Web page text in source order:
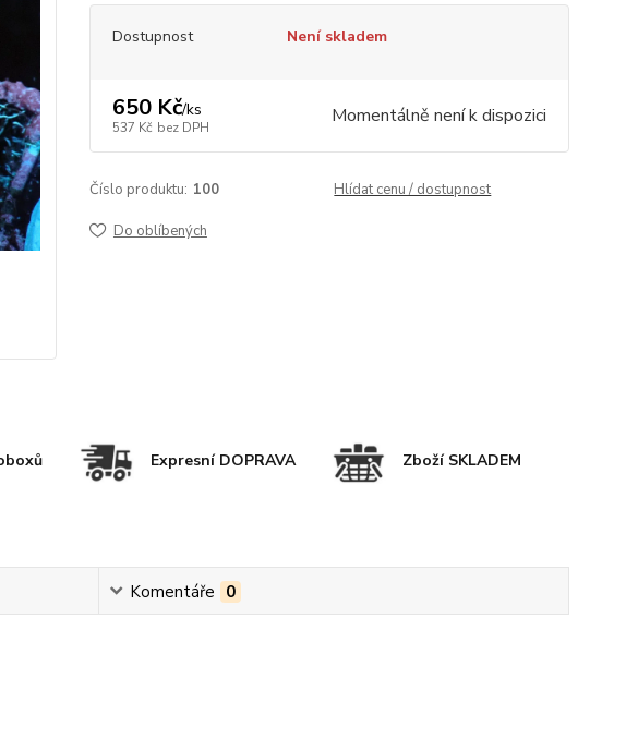
Dostupnost Není skladem
650 Kč/ks
537 Kč bez DPH Momentálně není k dispozici
Číslo produktu: 100 Hlídat cenu / dostupnost
Do oblíbených
Expresní DOPRAVA Zboží SKLADEM
Komentáře 0